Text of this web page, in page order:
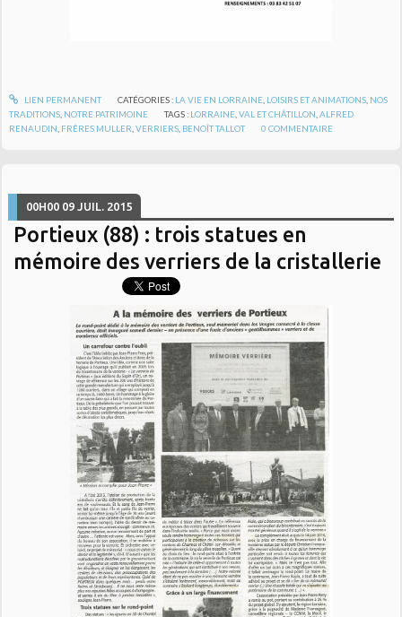
LIEN PERMANENT CATÉGORIES : LA VIE EN LORRAINE, LOISIRS ET ANIMATIONS, NOS
TRADITIONS NOTRE PATRIMOINE TAGS : LORRAINE ,VAL ET CHÂTILLON ,ALFRED
RENAUDIN FRÈRES MULLER ,VERRIERS BENOÎT TALLOT 0 COMMENTAIRE
00H00 09 JUIL. 2015
Portieux (88) : trois statues en
mémoire des verriers de la cristallerie